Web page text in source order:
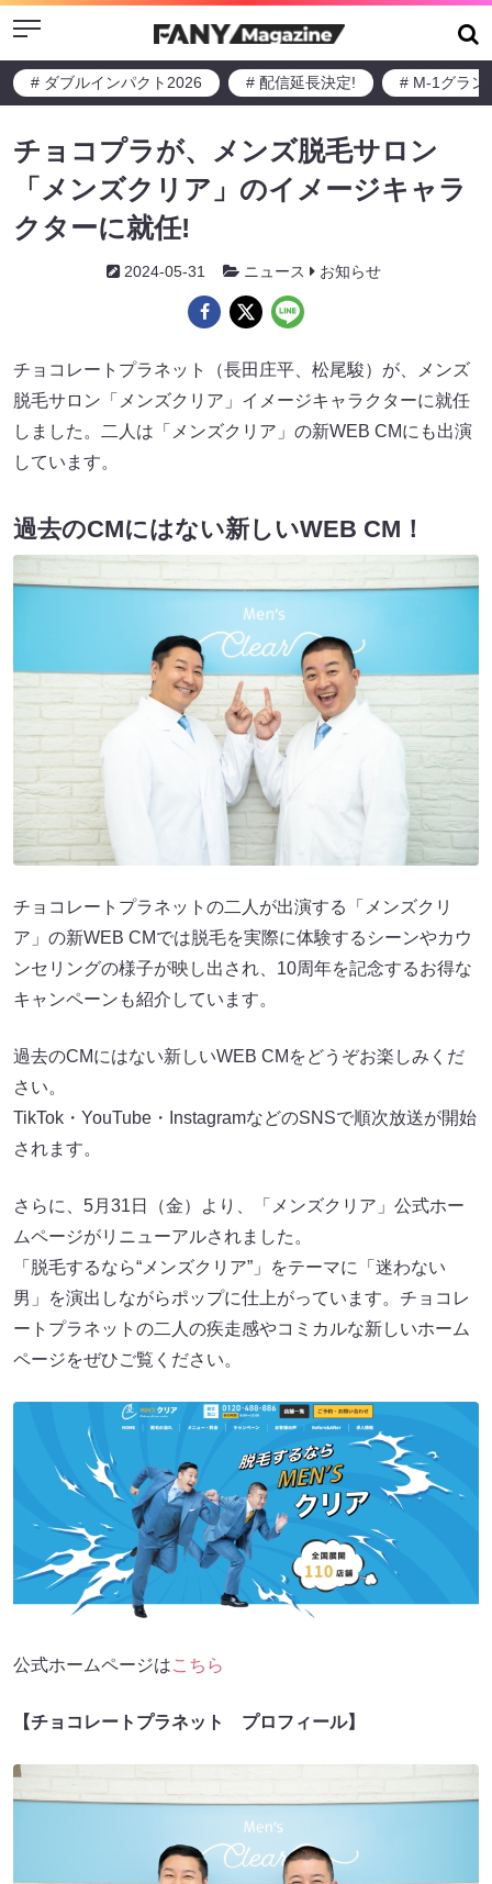
Menu
# ダブルインパクト2026 # 配信延長決定! # M-1グラン
チョコプラが、メンズ脱毛サロン
「メンズクリア」のイメージキャラ
クターに就任!
2024-05-31 ニュース お知らせ
チョコレートプラネット（長田庄平、松尾駿）が、メンズ
脱毛サロン「メンズクリア」イメージキャラクターに就任
しました。二人は「メンズクリア」の新WEB CMにも出演
しています。
過去のCMにはない新しいWEB CM！
チョコレートプラネットの二人が出演する「メンズクリ
ア」の新WEB CMでは脱毛を実際に体験するシーンやカウ
ンセリングの様子が映し出され、10周年を記念するお得な
キャンペーンも紹介しています。
過去のCMにはない新しいWEB CMをどうぞお楽しみくだ
さい。
TikTok・YouTube・InstagramなどのSNSで順次放送が開始
されます。
さらに、5月31日（金）より、「メンズクリア」公式ホー
ムページがリニューアルされました。
「脱毛するなら“メンズクリア”」をテーマに「迷わない
男」を演出しながらポップに仕上がっています。チョコレ
ートプラネットの二人の疾走感やコミカルな新しいホーム
ページをぜひご覧ください。
公式ホームページはこちら
【チョコレートプラネット プロフィール】